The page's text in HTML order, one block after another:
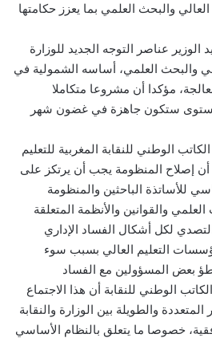
والبحث العلمي بما يعزز حكامتها
الوزير عناصر التوجه الجديد للوزارة
والبحث العلمي، أساسه الشمولية في
مؤكدا أن مشروعا متكاملا
ستكون جاهزة في غضون شهر
الوطني للنقابة المغربية للتعليم
أن إصلاح المنظومة يجب أن يرتكز على
للأساتذة الباحثين والمنظومة
والقوانين والأنظمة المتعلقة
لكل أشكال الفساد الإداري
التعليم العالي بسبب سوء
بعض المسؤولين مع الفساد
الوطني للنقابة أن هذا الاجتماع
المتعددة والطويلة بين الوزارة والنقابة
خصوصا ما يتعلق بالنظام الأساسي